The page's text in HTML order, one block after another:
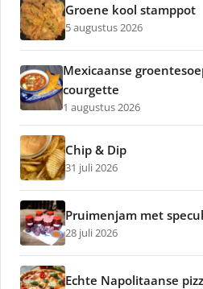
Groene kool stamppot
5 augustus 2026
Mexicaanse
courgette
1 augustus 2026
Chip & Dip
31 juli 2026
Pruimenjam met
28 juli 2026
Echte Napolitaanse